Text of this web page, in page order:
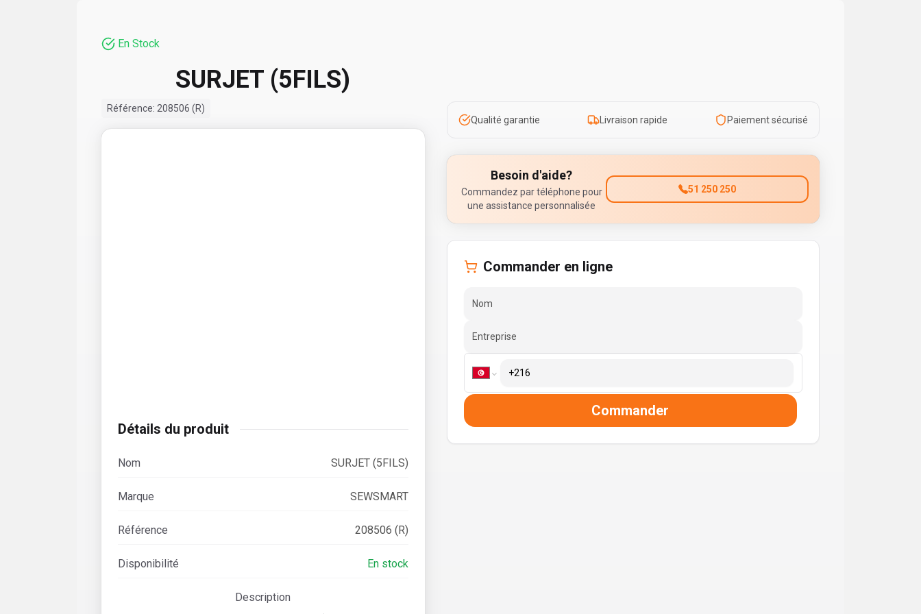
En Stock
SURJET (5FILS)
Référence: 208506 (R)
Détails du produit
Nom SURJET (5FILS)
Marque SEWSMART
Référence 208506 (R)
Disponibilité En stock
Description
Qualité garantie Livraison rapide Paiement sécurisé
Besoin d'aide?
Commandez par téléphone pour
une assistance personnalisée
51 250 250
Commander en ligne
Nom
Entreprise
Commander